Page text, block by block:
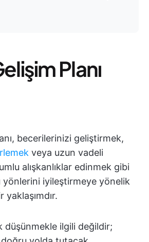
Planı
becerilerinizi geliştirmek,
veya uzun vadeli
alışkanlıklar edinmek gibi
yönlerini iyileştirmeye yönelik
yaklaşımdır.
düşünmekle ilgili değildir;